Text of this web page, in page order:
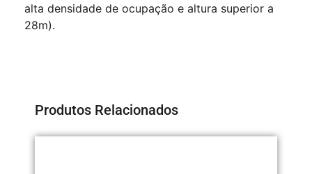
alta densidade de ocupação e altura superior a
28m).
Produtos Relacionados